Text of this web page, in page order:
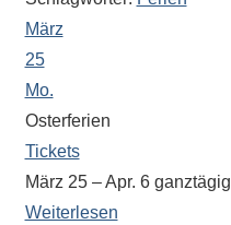
März
25
Mo.
Osterferien
Tickets
März 25 – Apr. 6 ganztägig
Weiterlesen